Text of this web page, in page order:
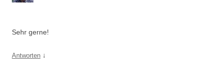
Sehr gerne!
Antworten ↓